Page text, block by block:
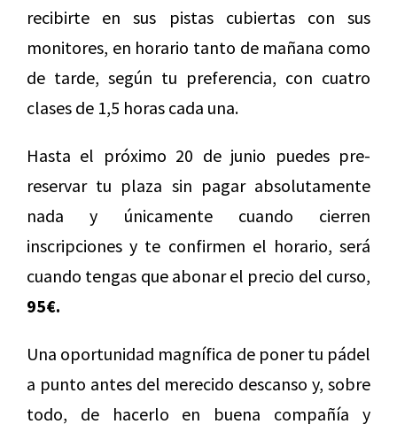
recibirte en sus pistas cubiertas con sus
monitores, en horario tanto de mañana como
de tarde, según tu preferencia, con cuatro
clases de 1,5 horas cada una.
Hasta el próximo 20 de junio puedes pre-
reservar tu plaza sin pagar absolutamente
nada y únicamente cuando cierren
inscripciones y te confirmen el horario, será
cuando tengas que abonar el precio del curso,
95€.
Una oportunidad magnífica de poner tu pádel
a punto antes del merecido descanso y, sobre
todo, de hacerlo en buena compañía y